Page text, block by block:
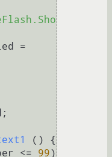
( ) {
<= 99)